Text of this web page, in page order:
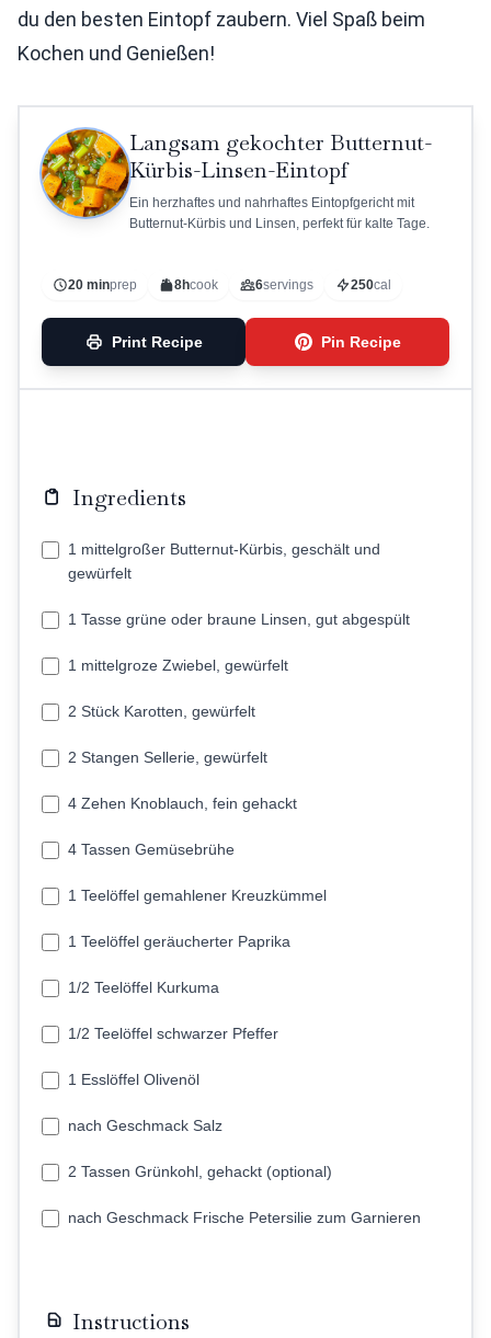
du den besten Eintopf zaubern. Viel Spaß beim
Kochen und Genießen!
Langsam gekochter Butternut-
Kürbis-Linsen-Eintopf
Ein herzhaftes und nahrhaftes Eintopfgericht mit
Butternut-Kürbis und Linsen, perfekt für kalte Tage.
20 minprep 8hcook 6servings 250cal
Print Recipe Pin Recipe
Ingredients
1 mittelgroßer Butternut-Kürbis, geschält und
gewürfelt
1 Tasse grüne oder braune Linsen, gut abgespült
1 mittelgroze Zwiebel, gewürfelt
2 Stück Karotten, gewürfelt
2 Stangen Sellerie, gewürfelt
4 Zehen Knoblauch, fein gehackt
4 Tassen Gemüsebrühe
1 Teelöffel gemahlener Kreuzkümmel
1 Teelöffel geräucherter Paprika
1/2 Teelöffel Kurkuma
1/2 Teelöffel schwarzer Pfeffer
1 Esslöffel Olivenöl
nach Geschmack Salz
2 Tassen Grünkohl, gehackt (optional)
nach Geschmack Frische Petersilie zum Garnieren
Instructions